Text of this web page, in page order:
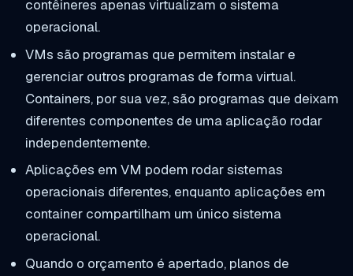
contêineres apenas virtualizam o sistema
operacional.
VMs são programas que permitem instalar e
gerenciar outros programas de forma virtual.
Containers, por sua vez, são programas que deixam
diferentes componentes de uma aplicação rodar
independentemente.
Aplicações em VM podem rodar sistemas
operacionais diferentes, enquanto aplicações em
container compartilham um único sistema
operacional.
Quando o orçamento é apertado, planos de